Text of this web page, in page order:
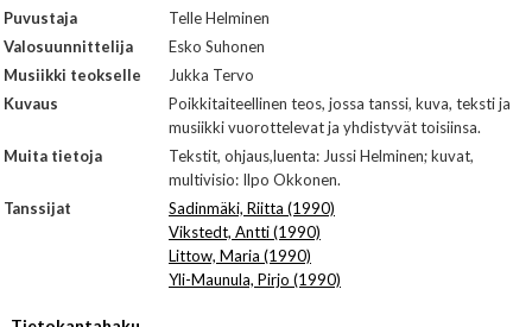
Puvustaja
Telle Helminen
Valosuunnittelija
Esko Suhonen
Musiikki teokselle
Jukka Tervo
Kuvaus
Poikkitaiteellinen teos, jossa tanssi, kuva, teksti ja
musiikki vuorottelevat ja yhdistyvät toisiinsa.
Muita tietoja
Tekstit, ohjaus,luenta: Jussi Helminen; kuvat,
multivisio: Ilpo Okkonen.
Tanssijat
Sadinmäki, Riitta (1990)
Vikstedt, Antti (1990)
Littow, Maria (1990)
Yli-Maunula, Pirjo (1990)